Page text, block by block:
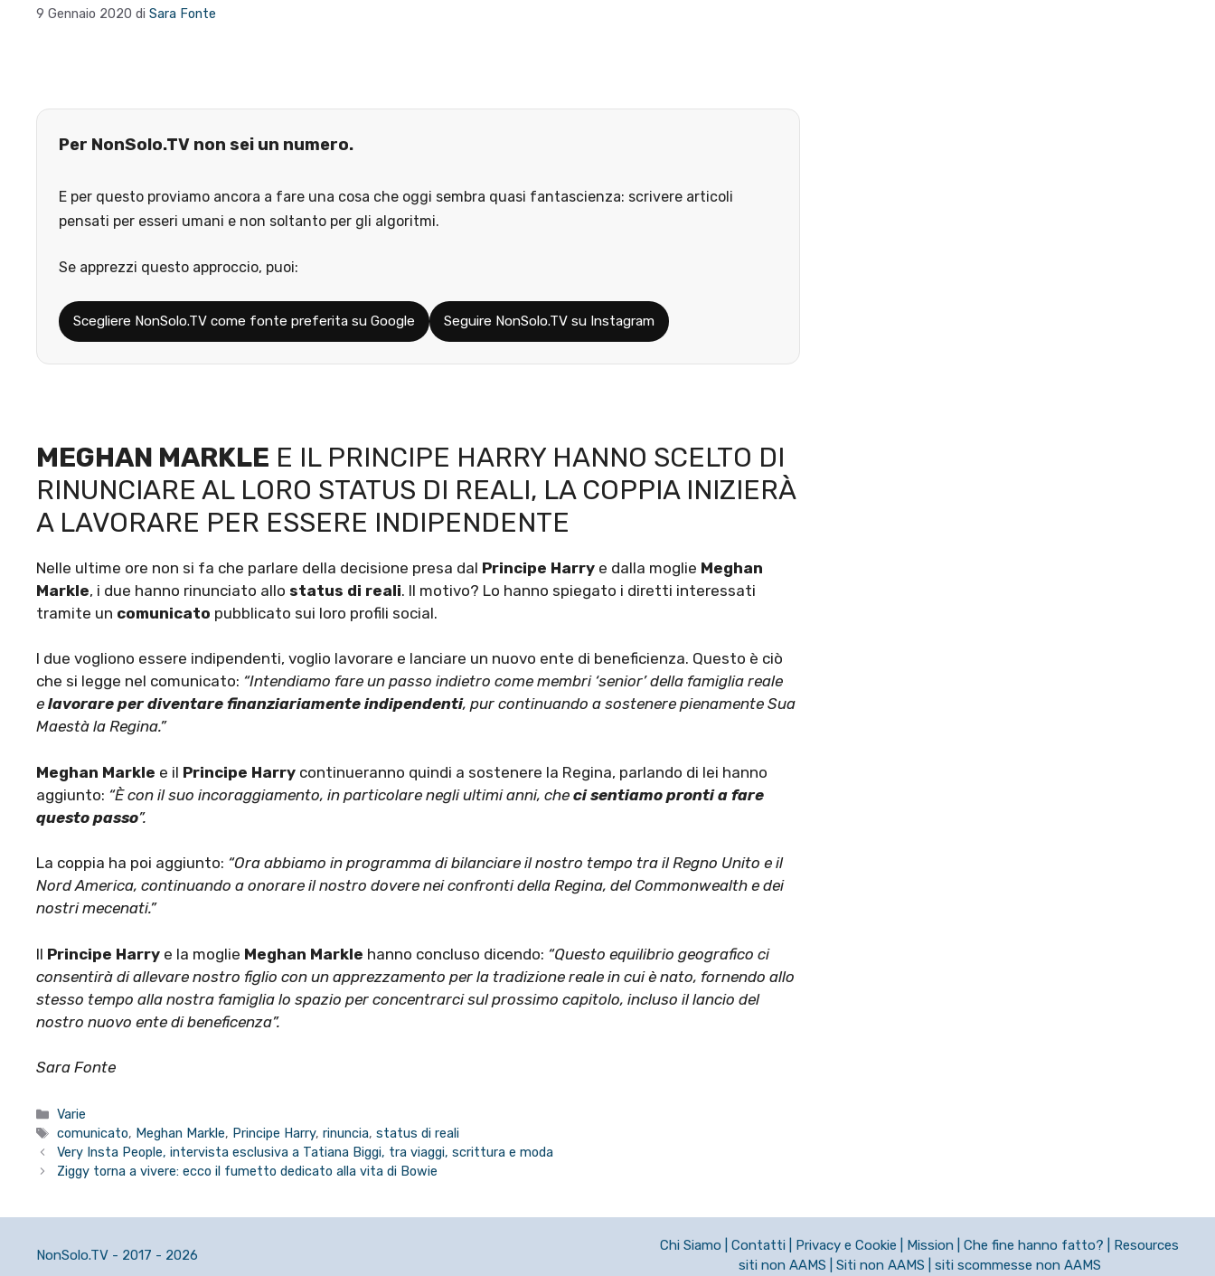
9 Gennaio 2020 di Sara Fonte
Per NonSolo.TV non sei un numero.
E per questo proviamo ancora a fare una cosa che oggi sembra quasi fantascienza: scrivere articoli
pensati per esseri umani e non soltanto per gli algoritmi.
Se apprezzi questo approccio, puoi:
Scegliere NonSolo.TV come fonte preferita su Google Seguire NonSolo.TV su Instagram
MEGHAN MARKLE E IL PRINCIPE HARRY HANNO SCELTO DI
RINUNCIARE AL LORO STATUS DI REALI, LA COPPIA INIZIERÀ
A LAVORARE PER ESSERE INDIPENDENTE
Nelle ultime ore non si fa che parlare della decisione presa dal Principe Harry e dalla moglie Meghan
Markle, i due hanno rinunciato allo status di reali. Il motivo? Lo hanno spiegato i diretti interessati
tramite un comunicato pubblicato sui loro profili social.
I due vogliono essere indipendenti, voglio lavorare e lanciare un nuovo ente di beneficienza. Questo è ciò
che si legge nel comunicato: “Intendiamo fare un passo indietro come membri ‘senior’ della famiglia reale
e lavorare per diventare finanziariamente indipendenti, pur continuando a sostenere pienamente Sua
Maestà la Regina.”
Meghan Markle e il Principe Harry continueranno quindi a sostenere la Regina, parlando di lei hanno
aggiunto: “È con il suo incoraggiamento, in particolare negli ultimi anni, che ci sentiamo pronti a fare
questo passo”.
La coppia ha poi aggiunto: “Ora abbiamo in programma di bilanciare il nostro tempo tra il Regno Unito e il
Nord America, continuando a onorare il nostro dovere nei confronti della Regina, del Commonwealth e dei
nostri mecenati.”
Il Principe Harry e la moglie Meghan Markle hanno concluso dicendo: “Questo equilibrio geografico ci
consentirà di allevare nostro figlio con un apprezzamento per la tradizione reale in cui è nato, fornendo allo
stesso tempo alla nostra famiglia lo spazio per concentrarci sul prossimo capitolo, incluso il lancio del
nostro nuovo ente di beneficenza”.
Sara Fonte
Categorie
Varie
Tag
comunicato, Meghan Markle, Principe Harry,rinuncia,status di reali
Very Insta People, intervista esclusiva a Tatiana Biggi, tra viaggi, scrittura e moda
Ziggy torna a vivere: ecco il fumetto dedicato alla vita di Bowie
Chi Siamo Contatti Privacy e Cookie Mission Che fine hanno fatto?
Resources
siti non AAMS
Siti non AAMS siti scommesse non AAMS
NonSolo.TV - 2017 - 2026